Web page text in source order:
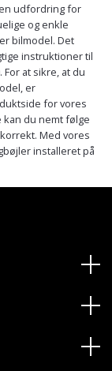
udfordring for
og enkle
bilmodel. Det
instruktioner til
at sikre, at du
er
for vores
kan du nemt følge
Med vores
installeret på